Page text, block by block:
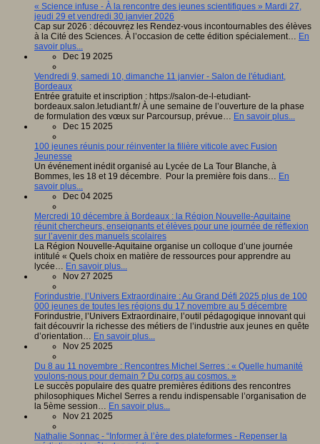
« Science infuse - À la rencontre des jeunes scientifiques » Mardi 27,
jeudi 29 et vendredi 30 janvier 2026
Cap sur 2026 : découvrez les Rendez-vous incontournables des élèves
à la Cité des Sciences. À l’occasion de cette édition spécialement… En
savoir plus...
Dec 19 2025
Vendredi 9, samedi 10, dimanche 11 janvier - Salon de l'étudiant,
Bordeaux
Entrée gratuite et inscription : https://salon-de-l-etudiant-
bordeaux.salon.letudiant.fr/ À une semaine de l’ouverture de la phase
de formulation des vœux sur Parcoursup, prévue… En savoir plus...
Dec 15 2025
100 jeunes réunis pour réinventer la filière viticole avec Fusion
Jeunesse
Un événement inédit organisé au Lycée de La Tour Blanche, à
Bommes, les 18 et 19 décembre. Pour la première fois dans… En
savoir plus...
Dec 04 2025
Mercredi 10 décembre à Bordeaux : la Région Nouvelle-Aquitaine
réunit chercheurs, enseignants et élèves pour une journée de réflexion
sur l’avenir des manuels scolaires
La Région Nouvelle-Aquitaine organise un colloque d’une journée
intitulé « Quels choix en matière de ressources pour apprendre au
lycée… En savoir plus...
Nov 27 2025
Forindustrie, l’Univers Extraordinaire : Au Grand Défi 2025 plus de 100
000 jeunes de toutes les régions du 17 novembre au 5 décembre
Forindustrie, l’Univers Extraordinaire, l’outil pédagogique innovant qui
fait découvrir la richesse des métiers de l’industrie aux jeunes en quête
d’orientation… En savoir plus...
Nov 25 2025
Du 8 au 11 novembre : Rencontres Michel Serres : « Quelle humanité
voulons-nous pour demain ? Du corps au cosmos. »
Le succès populaire des quatre premières éditions des rencontres
philosophiques Michel Serres a rendu indispensable l’organisation de
la 5ème session… En savoir plus...
Nov 21 2025
Nathalie Sonnac - “Informer à l’ère des plateformes - Repenser la